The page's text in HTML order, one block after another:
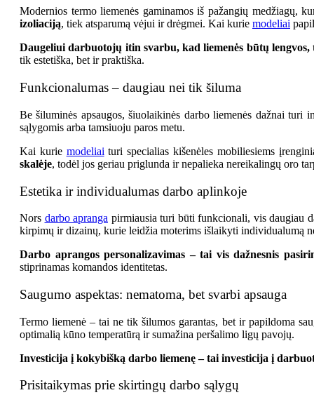
Modernios termo liemenės gaminamos iš pažangių
izoliaciją, tiek atsparumą vėjui ir drėgmei. Kai kurie modeliai
Daugeliui darbuotojų itin svarbu, kad liemenės būtų
tik estetiška, bet ir praktiška.
Funkcionalumas – daugiau nei tik šiluma
Be šiluminės apsaugos, šiuolaikinės darbo liemenės dažnai turi
sąlygomis arba tamsiuoju paros metu.
Kai kurie modeliai turi specialias kišenėles mobiliesiems
skalėje, todėl jos geriau priglunda ir nepalieka nereikalingų oro
Estetika ir individualumas darbo aplinkoje
Nors darbo apranga pirmiausia turi būti funkcionali, vis daugiau
kirpimų ir dizainų, kurie leidžia moterims išlaikyti individualumą
Darbo aprangos personalizavimas – tai vis dažnesnis
stiprinamas komandos identitetas.
Saugumo aspektas: nematoma, bet svarbi apsauga
Termo liemenė – tai ne tik šilumos garantas, bet ir papildoma
optimalią kūno temperatūrą ir sumažina peršalimo ligų pavojų.
Investicija į kokybišką darbo liemenę – tai investicija į
Prisitaikymas prie skirtingų darbo sąlygų